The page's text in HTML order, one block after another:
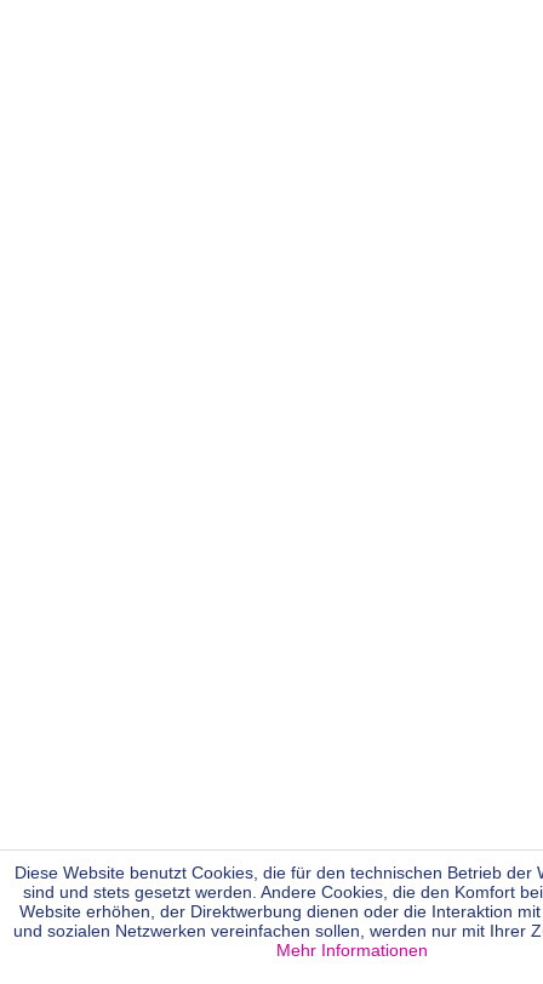
Diese Website benutzt Cookies, die für den technischen Betrieb der
sind und stets gesetzt werden. Andere Cookies, die den Komfort
Website erhöhen, der Direktwerbung dienen oder die Interaktion
und sozialen Netzwerken vereinfachen sollen, werden nur mit Ihrer
Mehr Informationen